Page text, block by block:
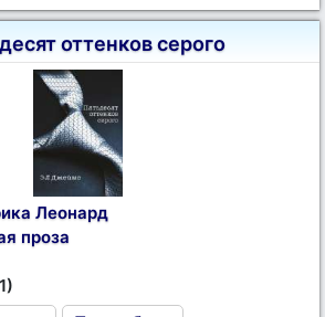
оттенков серого
Леонард
проза